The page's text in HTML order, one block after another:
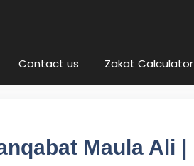
Contact us Zakat Calculator
Maula Ali |